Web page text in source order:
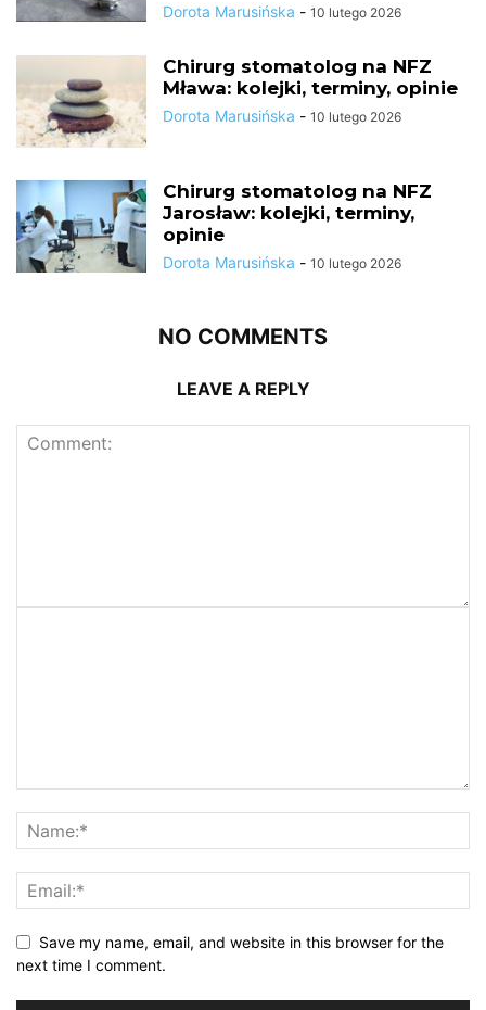
Dorota Marusińska - 10 lutego 2026
Chirurg stomatolog na NFZ
Mława: kolejki, terminy, opinie
Dorota Marusińska - 10 lutego 2026
Chirurg stomatolog na NFZ
Jarosław: kolejki, terminy,
opinie
Dorota Marusińska - 10 lutego 2026
NO COMMENTS
LEAVE A REPLY
Save my name, email, and website in this browser for the
next time I comment.